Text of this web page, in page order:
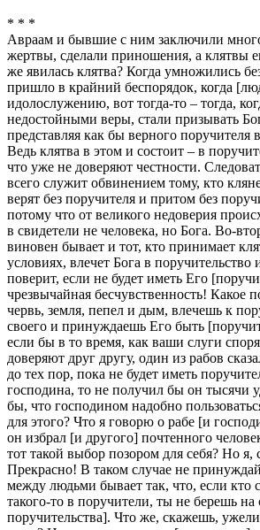
* * *
Авраам и бывшие с ним заключили
жертвы, сделали приношения, а клятвы
же явилась клятва? Когда умножились
пришло в крайний беспорядок, когда
идолослужению, вот тогда-то – тогда,
недостойными веры, стали призывать
представляя как бы верного поручителя
Ведь клятва в этом и состоит – в
что уже не доверяют честности.
всего служит обвинением тому, кто
верят без поручителя и притом без
потому что от великого недоверия
в свидетели не человека, но Бога. Во-
виновен бывает и тот, кто принимает
условиях, влечет Бога в поручительство
поверит, если не будет иметь Его
чрезвычайная бесчувственность! Какое
червь, земля, пепел и дым, влечешь к
своего и принуждаешь Его быть
если бы в то время, как ваши слуги
доверяют друг другу, один из рабов
до тех пор, пока не будет иметь
господина, то не получил бы он тысячи
бы, что господином надобно
для этого? Что я говорю о рабе [и
он избрал [и другого] почтенного
тот такой выбор позором для себя? Но я,
Прекрасно! В таком случае не
между людьми бывает так, что, если кто
такого-то в поручители, ты не берешь на
поручительства]. Что же, скажешь,